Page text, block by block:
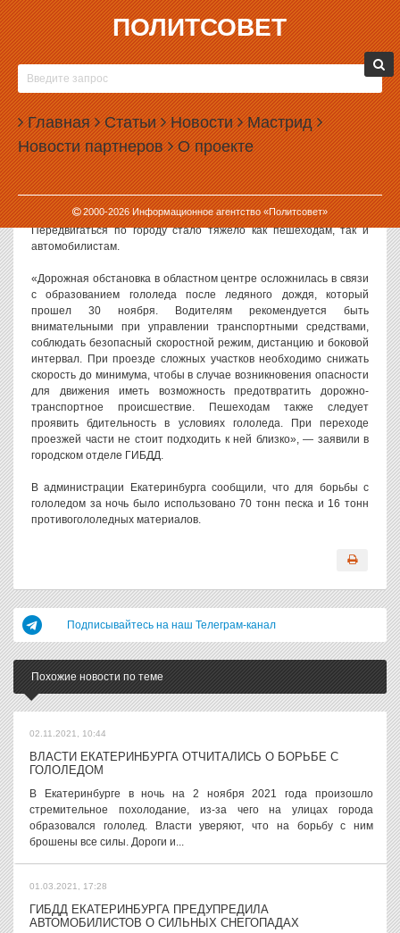
ПОЛИТСОВЕТ
Главная Статьи Новости Мастрид
Новости партнеров О проекте
2000-2026Информационное агентство «Политсовет»
01.12.2021, 11:52
ГИБДД ОБРАТИЛАСЬ К ЕКАТЕРИНБУРЖЦАМ
ИЗ-ЗА ЛЕДЯНОГО ДОЖДЯ
В Екатеринбурге ГИБДД выступила с обращением к жителям
города из-за ледяного дождя, который прошел в городе
накануне.
Утром 1 декабря 2021 года на улицах образовался сильный
гололед, вызванный дождем и ночным похолоданием.
Передвигаться по городу стало тяжело как пешеходам, так и
автомобилистам.
«Дорожная обстановка в областном центре осложнилась в связи
с образованием гололеда после ледяного дождя, который
прошел 30 ноября. Водителям рекомендуется быть
внимательными при управлении транспортными средствами,
соблюдать безопасный скоростной режим, дистанцию и боковой
интервал. При проезде сложных участков необходимо снижать
скорость до минимума, чтобы в случае возникновения опасности
для движения иметь возможность предотвратить дорожно-
транспортное происшествие. Пешеходам также следует
проявить бдительность в условиях гололеда. При переходе
проезжей части не стоит подходить к ней близко», — заявили в
городском отделе ГИБДД.
В администрации Екатеринбурга сообщили, что для борьбы с
гололедом за ночь было использовано 70 тонн песка и 16 тонн
противогололедных материалов.
Подписывайтесь на наш Телеграм-канал
Похожие новости по теме
02.11.2021, 10:44
ВЛАСТИ ЕКАТЕРИНБУРГА ОТЧИТАЛИСЬ О БОРЬБЕ С
ГОЛОЛЕДОМ
В Екатеринбурге в ночь на 2 ноября 2021 года произошло
стремительное похолодание, из-за чего на улицах города
образовался гололед. Власти уверяют, что на борьбу с ним
брошены все силы. Дороги и...
01.03.2021, 17:28
ГИБДД ЕКАТЕРИНБУРГА ПРЕДУПРЕДИЛА
АВТОМОБИЛИСТОВ О СИЛЬНЫХ СНЕГОПАДАХ